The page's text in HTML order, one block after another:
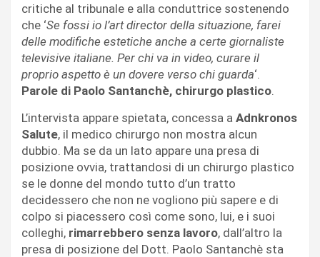
critiche al tribunale e alla conduttrice sostenendo
che ‘Se fossi io l’art director della situazione, farei
delle modifiche estetiche anche a certe giornaliste
televisive italiane. Per chi va in video, curare il
proprio aspetto è un dovere verso chi guarda‘.
Parole di Paolo Santanchè, chirurgo plastico.
L’intervista appare spietata, concessa a Adnkronos
Salute, il medico chirurgo non mostra alcun
dubbio. Ma se da un lato appare una presa di
posizione ovvia, trattandosi di un chirurgo plastico
se le donne del mondo tutto d’un tratto
decidessero che non ne vogliono più sapere e di
colpo si piacessero così come sono, lui, e i suoi
colleghi, rimarrebbero senza lavoro, dall’altro la
presa di posizione del Dott. Paolo Santanchè sta